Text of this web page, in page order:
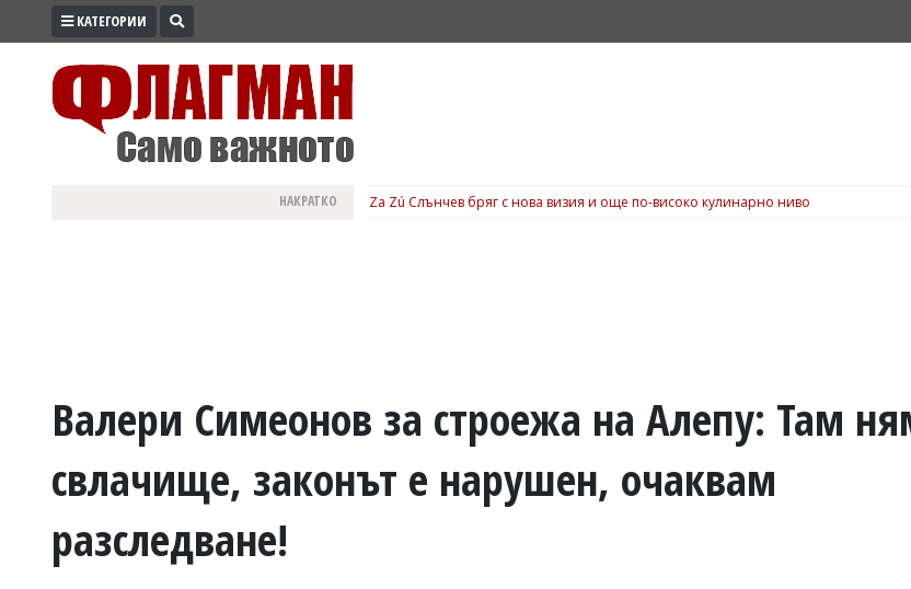
ПРОМО
ВОЙНАТА
УКРАЙНА
РАЗСЛЕДВАНЕ
КАТЕГОРИИ
НАКРАТКО Za Zú Слънчев бряг с нова визия и още по-високо кулинарно ниво
Валери Симеонов за строежа на Алепу: Там
свлачище, законът е нарушен, очаквам
разследване!